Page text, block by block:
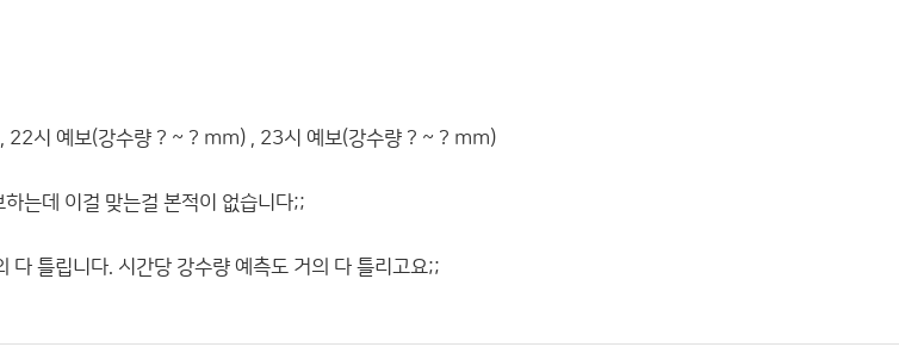
시 예보(강수량 ? ~ ? mm) , 23시 예보(강수량 ? ~ ? mm)
는데 이걸 맞는걸 본적이 없습니다;;
다 틀립니다. 시간당 강수량 예측도 거의 다 틀리고요;;